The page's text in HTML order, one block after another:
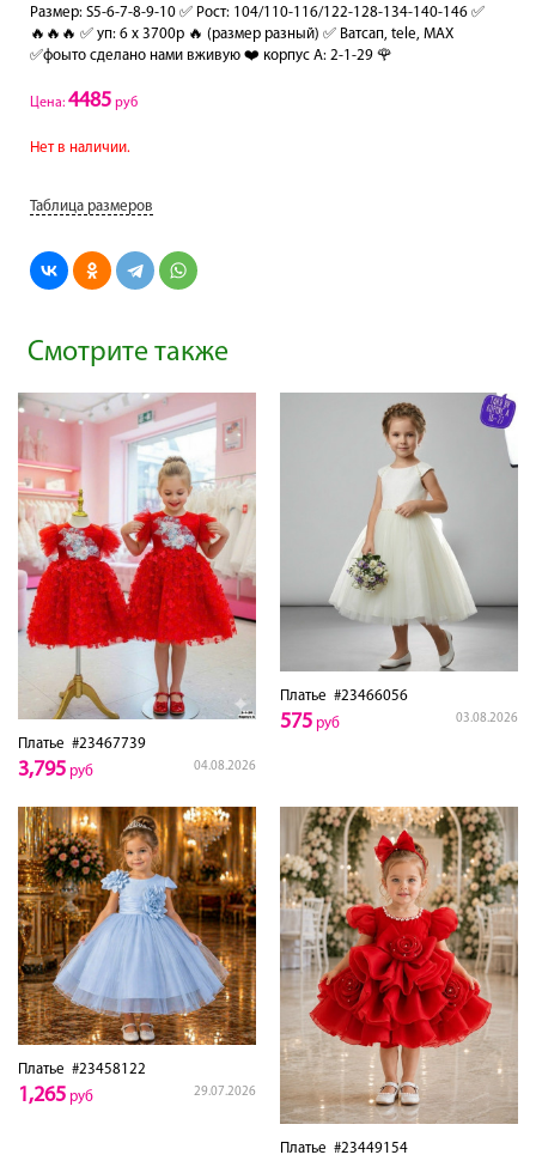
Размер: S5-6-7-8-9-10 ✅ Рост: 104/110-116/122-128-134-140-146 ✅
🔥🔥🔥 ✅ уп: 6 x 3700p 🔥 (размер разный) ✅ Ватсап, tele, MAX
✅фоыто сделано нами вживую ❤️ корпус А: 2-1-29 🌹
Цена: 4485 руб
Нет в наличии.
Таблица размеров
Смотрите также
Платье #23467739
04.08.2026
3,795 руб
Платье #23466056
03.08.2026
575 руб
Платье #23458122
29.07.2026
1,265 руб
Платье #23449154